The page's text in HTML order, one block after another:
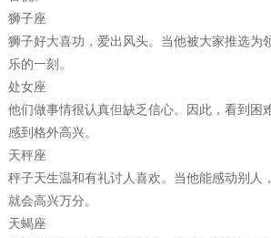
狮子座
狮子好大喜功，爱出风头。当他被大家推选为
乐的一刻。
处女座
他们做事情很认真但缺乏信心。因此，看到困
感到格外高兴。
天秤座
秤子天生温和有礼讨人喜欢。当他能感动别人
就会高兴万分。
天蝎座